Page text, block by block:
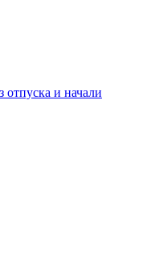
и начали